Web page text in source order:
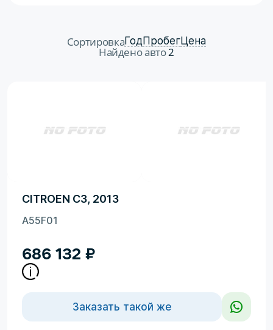
СортировкаГодПробегЦена
Найдено авто2
CITROEN C3, 2013
A55F01
686 132 ₽
Заказать такой же